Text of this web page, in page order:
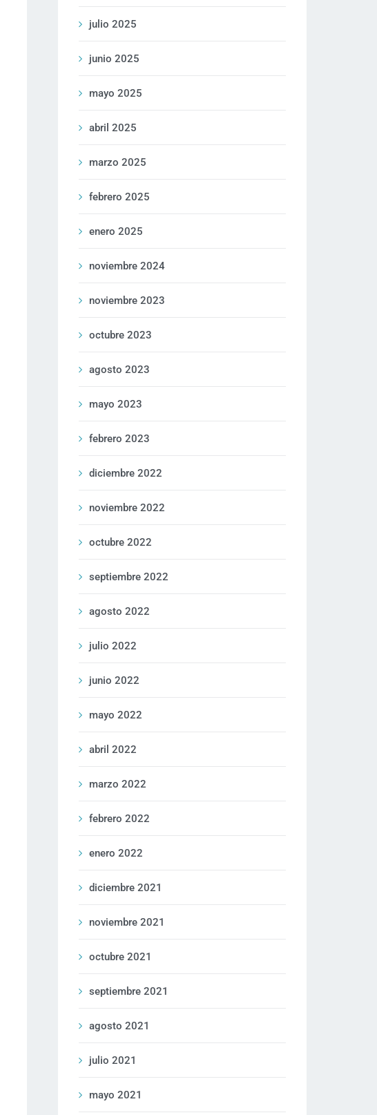
julio 2025
junio 2025
mayo 2025
abril 2025
marzo 2025
febrero 2025
enero 2025
noviembre 2024
noviembre 2023
octubre 2023
agosto 2023
mayo 2023
febrero 2023
diciembre 2022
noviembre 2022
octubre 2022
septiembre 2022
agosto 2022
julio 2022
junio 2022
mayo 2022
abril 2022
marzo 2022
febrero 2022
enero 2022
diciembre 2021
noviembre 2021
octubre 2021
septiembre 2021
agosto 2021
julio 2021
mayo 2021